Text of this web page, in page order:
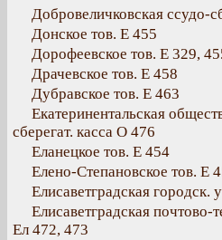
Добровеличковская ссудо-
Донское тов. Е 455
Дорофеевское тов. Е 329,
Драчевское тов. Е 458
Дубравское тов. Е 463
Екатеринентальская
сберегат. касса О 476
Еланецкое тов. Е 454
Елено-Степановское тов. Е
Елисаветградская городск.
Елисаветградская почтово-
Ел 472, 473